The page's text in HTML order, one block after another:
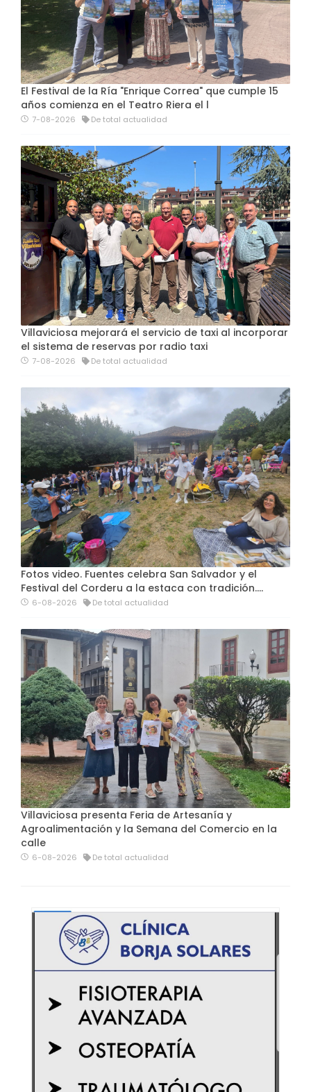
El Festival de la Ría "Enrique Correa" que cumple 15
años comienza en el Teatro Riera el l
7-08-2026 De total actualidad
Villaviciosa mejorará el servicio de taxi al incorporar
el sistema de reservas por radio taxi
7-08-2026 De total actualidad
Fotos video. Fuentes celebra San Salvador y el
Festival del Corderu a la estaca con tradición....
6-08-2026 De total actualidad
Villaviciosa presenta Feria de Artesanía y
Agroalimentación y la Semana del Comercio en la
calle
6-08-2026 De total actualidad